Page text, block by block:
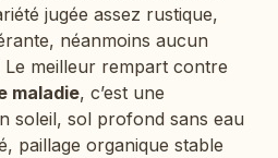
jugée assez rustique,
néanmoins aucun
Le meilleur rempart contre
maladie, c’est une
soleil, sol profond sans eau
paillage organique stable